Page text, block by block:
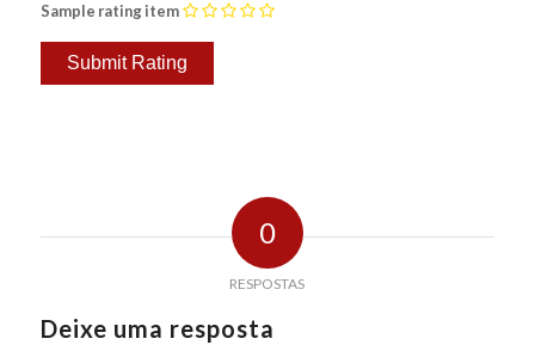
Sample rating item
0
RESPOSTAS
Deixe uma resposta